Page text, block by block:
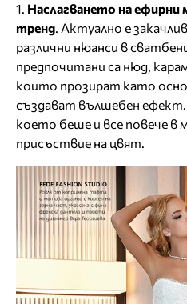
1. Наслагването на
тренд. Актуално е
различни нюанси в
предпочитани са нюд,
които прозират като
създават вълшебен
което беше и все повече в
присъствие на цвят.